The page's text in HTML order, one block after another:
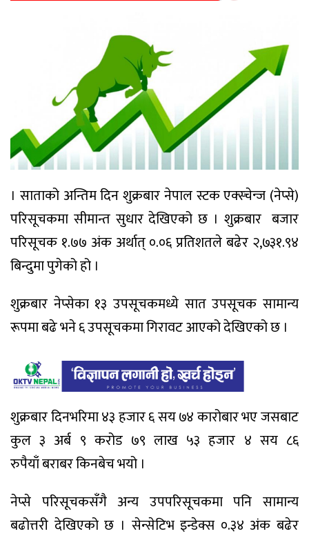
। साताको अन्तिम दिन शुक्रबार नेपाल स्टक एक्स्चेन्ज (नेप्से)
परिसूचकमा सीमान्त सुधार देखिएको छ । शुक्रबार बजार
परिसूचक १.७७ अंक अर्थात् ०.०६ प्रतिशतले बढेर २,७३१.९४
बिन्दुमा पुगेको हो ।
शुक्रबार नेप्सेका १३ उपसूचकमध्ये सात उपसूचक सामान्य
रूपमा बढे भने ६ उपसूचकमा गिरावट आएको देखिएको छ ।
शुक्रबार दिनभरिमा ४३ हजार ६ सय ७४ कारोबार भए जसबाट
कुल ३ अर्ब ९ करोड ७९ लाख ५३ हजार ४ सय ८६
रुपैयाँ बराबर किनबेच भयो ।
नेप्से परिसूचकसँगै अन्य उपपरिसूचकमा पनि सामान्य
बढोत्तरी देखिएको छ । सेन्सेटिभ इन्डेक्स ०.३४ अंक बढेर